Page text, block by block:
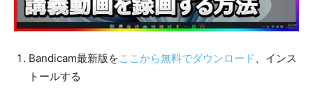
Bandicam最新版をここから無料でダウンロード 、インス
トールする